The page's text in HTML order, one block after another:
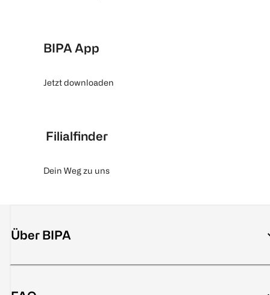
BIPA App
Jetzt downloaden
Filialfinder
Dein Weg zu uns
Über BIPA